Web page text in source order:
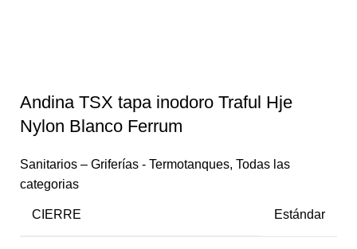
Andina TSX tapa inodoro Traful Hje
Nylon Blanco Ferrum
Sanitarios – Griferías - Termotanques, Todas las
categorias
CIERRE Estándar